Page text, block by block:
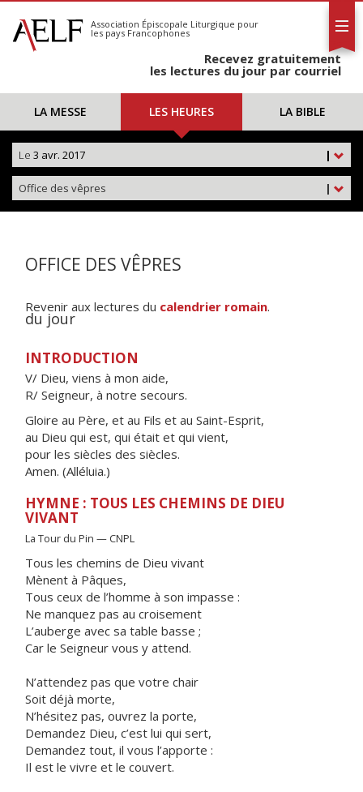
S'abonner
Calendrier
Association Épiscopale Liturgique pour
les pays Francophones
Recevez gratuitement
les lectures du jour par courriel
LA MESSE LES HEURES LA BIBLE
|
Le 3 avr. 2017
|
Office des vêpres
OFFICE DES VÊPRES
Revenir aux lectures du calendrier romain.
du jour
INTRODUCTION
V/ Dieu, viens à mon aide,
R/ Seigneur, à notre secours.
Gloire au Père, et au Fils et au Saint-Esprit,
au Dieu qui est, qui était et qui vient,
pour les siècles des siècles.
Amen. (Alléluia.)
HYMNE : TOUS LES CHEMINS DE DIEU
VIVANT
La Tour du Pin — CNPL
Tous les chemins de Dieu vivant
Mènent à Pâques,
Tous ceux de l’homme à son impasse :
Ne manquez pas au croisement
L’auberge avec sa table basse ;
Car le Seigneur vous y attend.
N’attendez pas que votre chair
Soit déjà morte,
N’hésitez pas, ouvrez la porte,
Demandez Dieu, c’est lui qui sert,
Demandez tout, il vous l’apporte :
Il est le vivre et le couvert.